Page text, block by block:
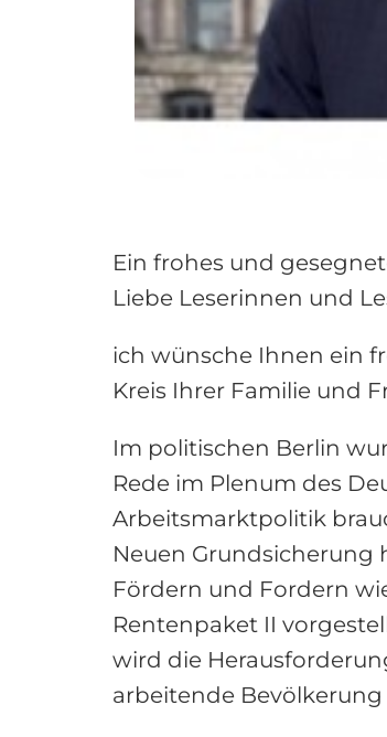
Ein frohes und
Liebe Leserinnen und
ich wünsche Ihnen ein
Kreis Ihrer Familie und
Im politischen Berlin
Rede im Plenum des
Arbeitsmarktpolitik
Neuen Grundsicherung
Fördern und Fordern
Rentenpaket II
wird die
arbeitende